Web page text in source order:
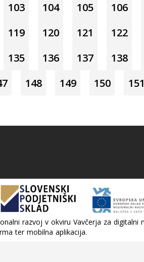
103 104 105 106
119 120 121 122
135 136 137 138
148 149 150 151
razvoj v okviru Vavčerja za
ter mobilna aplikacija.